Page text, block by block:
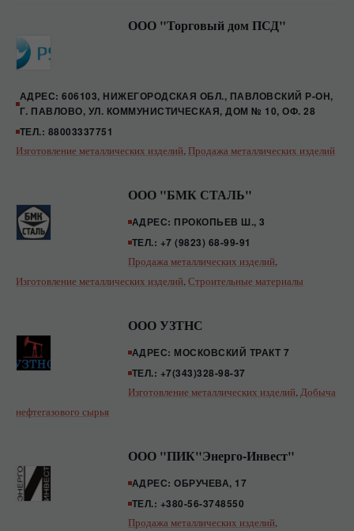
ООО "Торговый дом ПСД"
АДРЕС: 606103, НИЖЕГОРОДСКАЯ ОБЛ., ПАВЛОВСКИЙ Р-ОН,
Г. ПАВЛОВО, УЛ. КОММУНИСТИЧЕСКАЯ, ДОМ № 10, ОФ. 28
ТЕЛ.: 88003337751
Изготовление металлических изделий, Продажа металлических изделий
ООО "БМК СТАЛЬ"
АДРЕС: ПРОКОПЬЕВ Ш., 3
ТЕЛ.: +7 (9823) 68-99-91
Продажа металлических изделий,
Изготовление металлических изделий,Строительные материалы
ООО УЗТНС
АДРЕС: МОСКОВСКИЙ ТРАКТ 7
ТЕЛ.: +7(343)328-98-37
Изготовление металлических изделий,Добыча
нефтегазового сырья
ООО "ПИК"Энерго-Инвест"
АДРЕС: ОБРУЧЕВА, 17
ТЕЛ.: +380-56-3748550
Продажа металлических изделий,